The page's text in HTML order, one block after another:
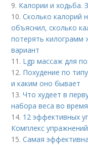
9. Калории и ходьба.
10.Сколько калорий
объяснил, сколько
потерять килограмм
вариант
11. Lgp массаж для
12. Похудение по
и каким оно бывает
13.Что худеет в
набора веса во
14. 12 эффективных
Комплекс
15.Самая